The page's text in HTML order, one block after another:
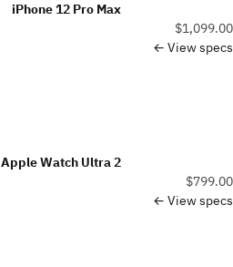
iPhone 12 Pro Max
$1,099.00
View specs ←
Apple Watch Ultra 2
$799.00
View specs ←